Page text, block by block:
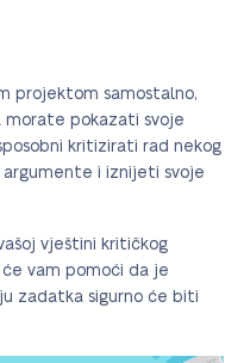
projektom samostalno,
morate pokazati svoje
kritizirati rad nekog
i iznijeti svoje
vještini kritičkog
vam pomoći da je
zadatka sigurno će biti